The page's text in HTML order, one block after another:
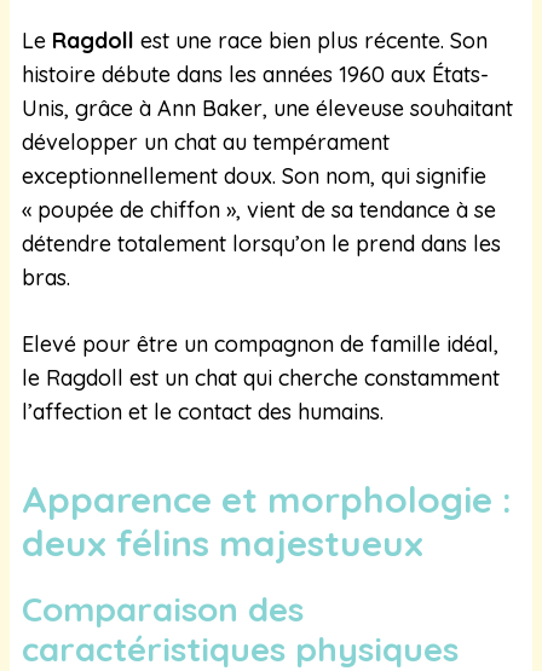
Le Ragdoll est une race bien plus récente. Son
histoire débute dans les années 1960 aux États-
Unis, grâce à Ann Baker, une éleveuse souhaitant
développer un chat au tempérament
exceptionnellement doux. Son nom, qui signifie
« poupée de chiffon », vient de sa tendance à se
détendre totalement lorsqu’on le prend dans les
bras.
Elevé pour être un compagnon de famille idéal,
le Ragdoll est un chat qui cherche constamment
l’affection et le contact des humains.
Apparence et morphologie :
deux félins majestueux
Comparaison des
caractéristiques physiques